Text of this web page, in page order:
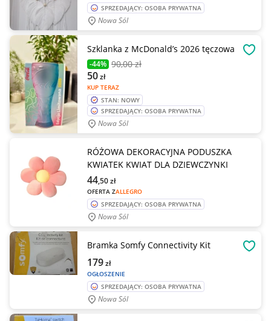
SPRZEDAJĄCY: OSOBA PRYWATNA
Nowa Sól
Szklanka z McDonald’s 2026 tęczowa
-44% 90,00 zł
KUP TERAZ
50zł
STAN: NOWY
SPRZEDAJĄCY: OSOBA PRYWATNA
Nowa Sól
RÓŻOWA DEKORACYJNA PODUSZKA
KWIATEK KWIAT DLA DZIEWCZYNKI
OFERTA ZALLEGRO
44,50zł
SPRZEDAJĄCY: OSOBA PRYWATNA
Nowa Sól
Bramka Somfy Connectivity Kit
OGŁOSZENIE
179zł
SPRZEDAJĄCY: OSOBA PRYWATNA
Nowa Sól